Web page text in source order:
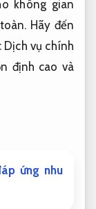
không gian
Hãy đến
Dịch vụ chính
định cao và
ứng nhu